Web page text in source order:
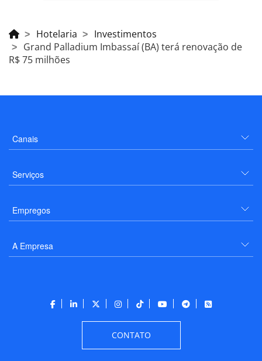
Hotelaria
Investimentos
Grand Palladium Imbassaí (BA) terá renovação de
R$ 75 milhões
Canais
Serviços
Empregos
A Empresa
CONTATO